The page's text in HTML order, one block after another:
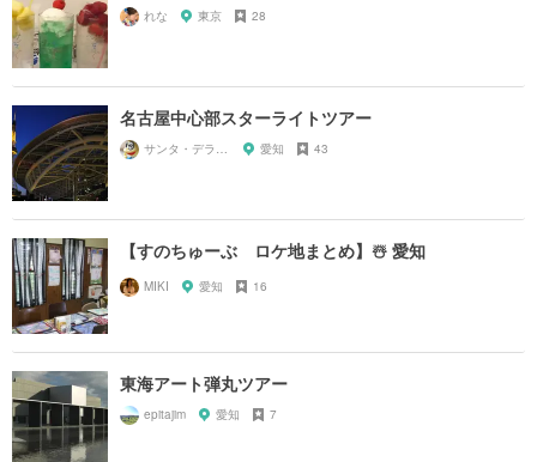
れな 東京 28
名古屋中心部スターライトツアー
愛知 43
【すのちゅーぶ ロケ地まとめ】☃️ 愛知
MIKI 愛知 16
東海アート弾丸ツアー
epitajim 愛知 7